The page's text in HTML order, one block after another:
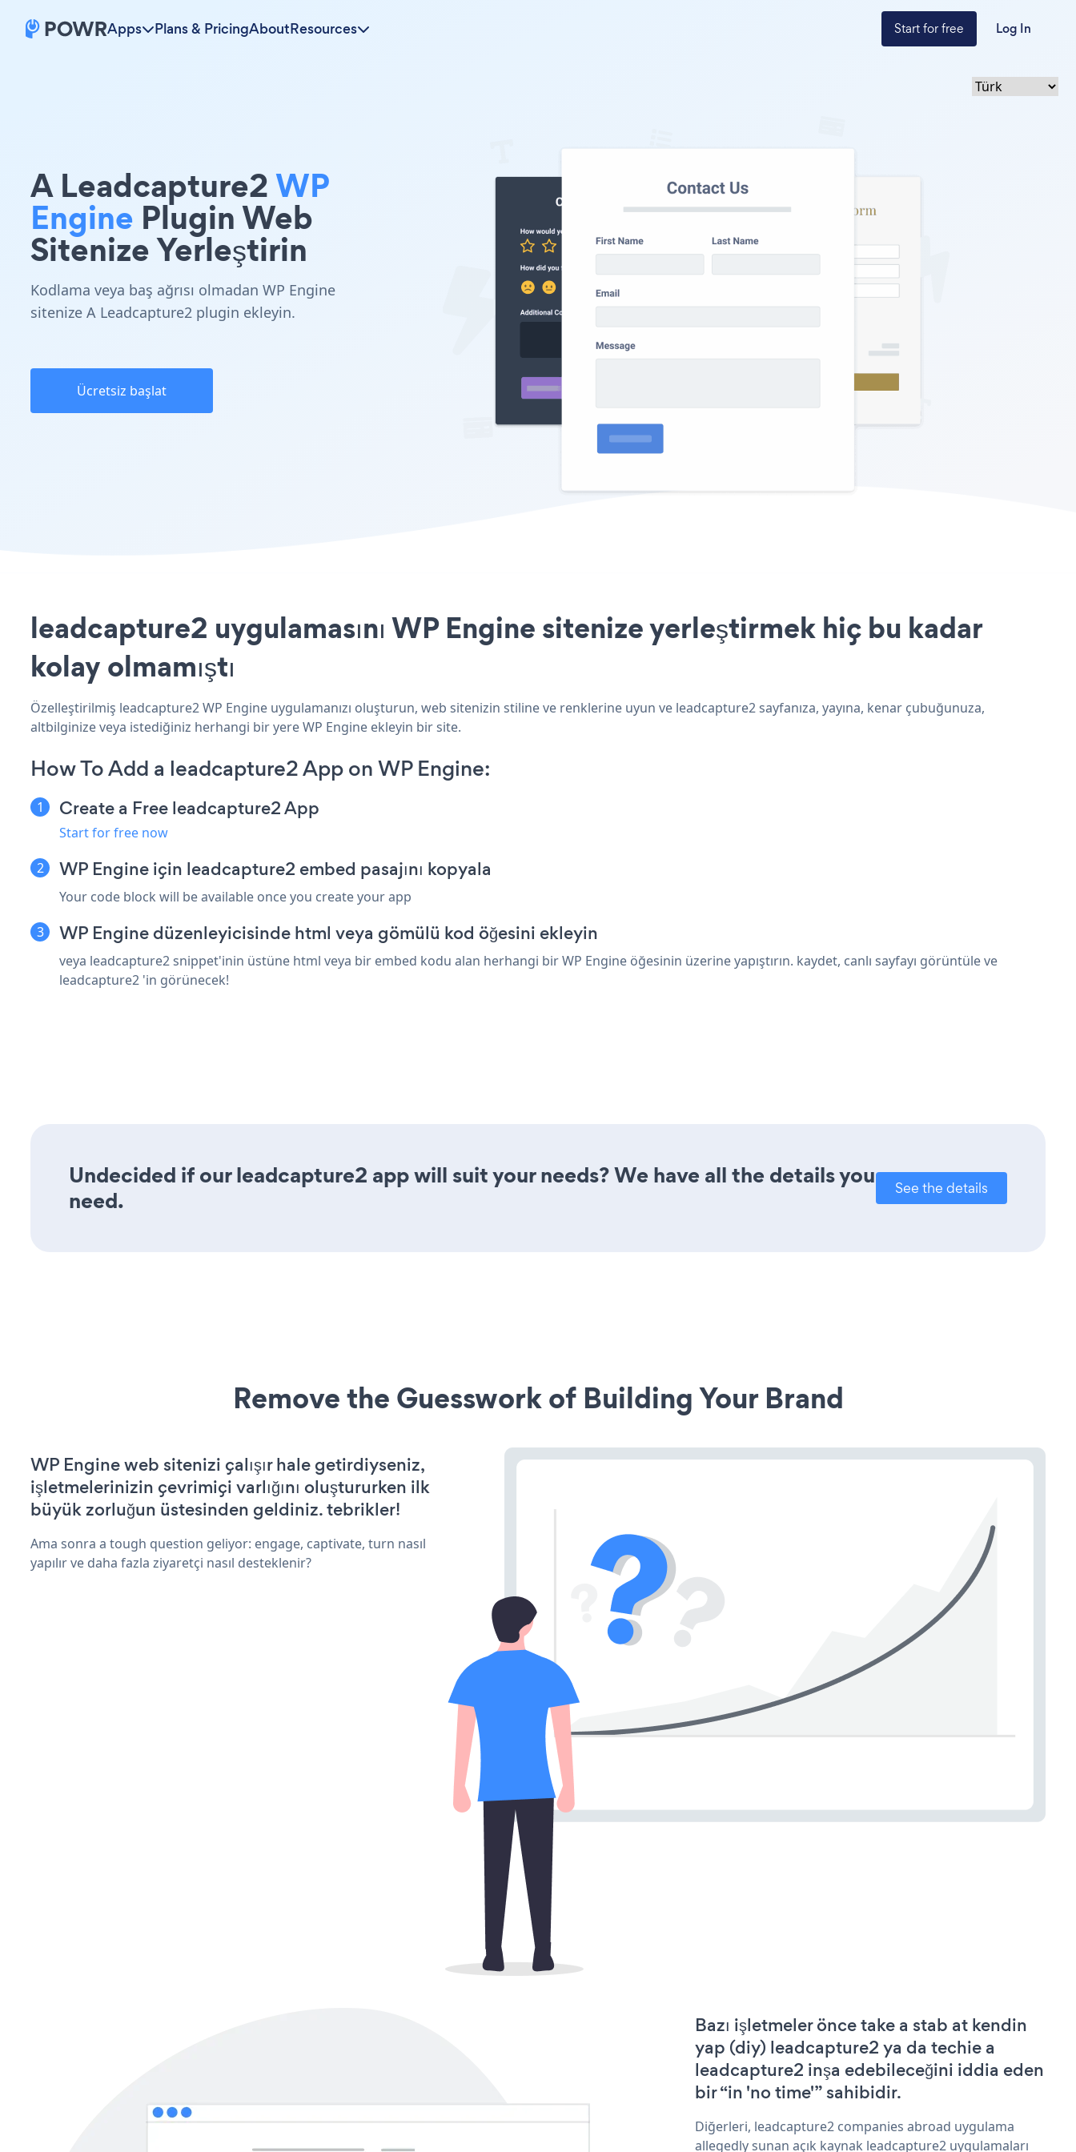
Apps Plans & PricingAboutResources Start for free Log In
A Leadcapture2WP
Engine Plugin Web
Sitenize Yerleştirin
Kodlama veya baş ağrısı olmadan WP Engine
sitenize A Leadcapture2 plugin ekleyin.
Ücretsiz başlat
leadcapture2 uygulamasını WP Engine sitenize yerleştirmek hiç bu kadar
kolay olmamıştı
Özelleştirilmiş leadcapture2 WP Engine uygulamanızı oluşturun, web sitenizin stiline ve renklerine uyun ve leadcapture2 sayfanıza, yayına, kenar çubuğunuza,
altbilginize veya istediğiniz herhangi bir yere WP Engine ekleyin bir site.
How To Add a leadcapture2 App on WP Engine:
Create a Free leadcapture2 App
Start for free now
WP Engine için leadcapture2 embed pasajını kopyala
Your code block will be available once you create your app
WP Engine düzenleyicisinde html veya gömülü kod öğesini ekleyin
veya leadcapture2 snippet'inin üstüne html veya bir embed kodu alan herhangi bir WP Engine öğesinin üzerine yapıştırın. kaydet, canlı sayfayı görüntüle ve
leadcapture2 'in görünecek!
Undecided if our leadcapture2 app will suit your needs? We have all the details you
need.
See the details
Remove the Guesswork of Building Your Brand
WP Engine web sitenizi çalışır hale getirdiyseniz,
işletmelerinizin çevrimiçi varlığını oluştururken ilk
büyük zorluğun üstesinden geldiniz. tebrikler!
Ama sonra a tough question geliyor: engage, captivate, turn nasıl
yapılır ve daha fazla ziyaretçi nasıl desteklenir?
Bazı işletmeler önce take a stab at kendin
yap (diy) leadcapture2 ya da techie a
leadcapture2 inşa edebileceğini iddia eden
bir “in 'no time'” sahibidir.
Diğerleri, leadcapture2 companies abroad uygulama
allegedly sunan açık kaynak leadcapture2 uygulamaları